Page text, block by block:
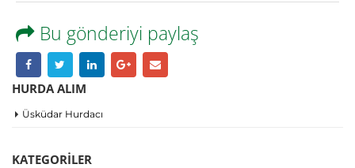
Bu gönderiyi paylaş
HURDA ALIM
Üsküdar Hurdacı
KATEGORILER